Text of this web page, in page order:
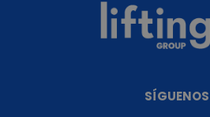
SÍGUENOS